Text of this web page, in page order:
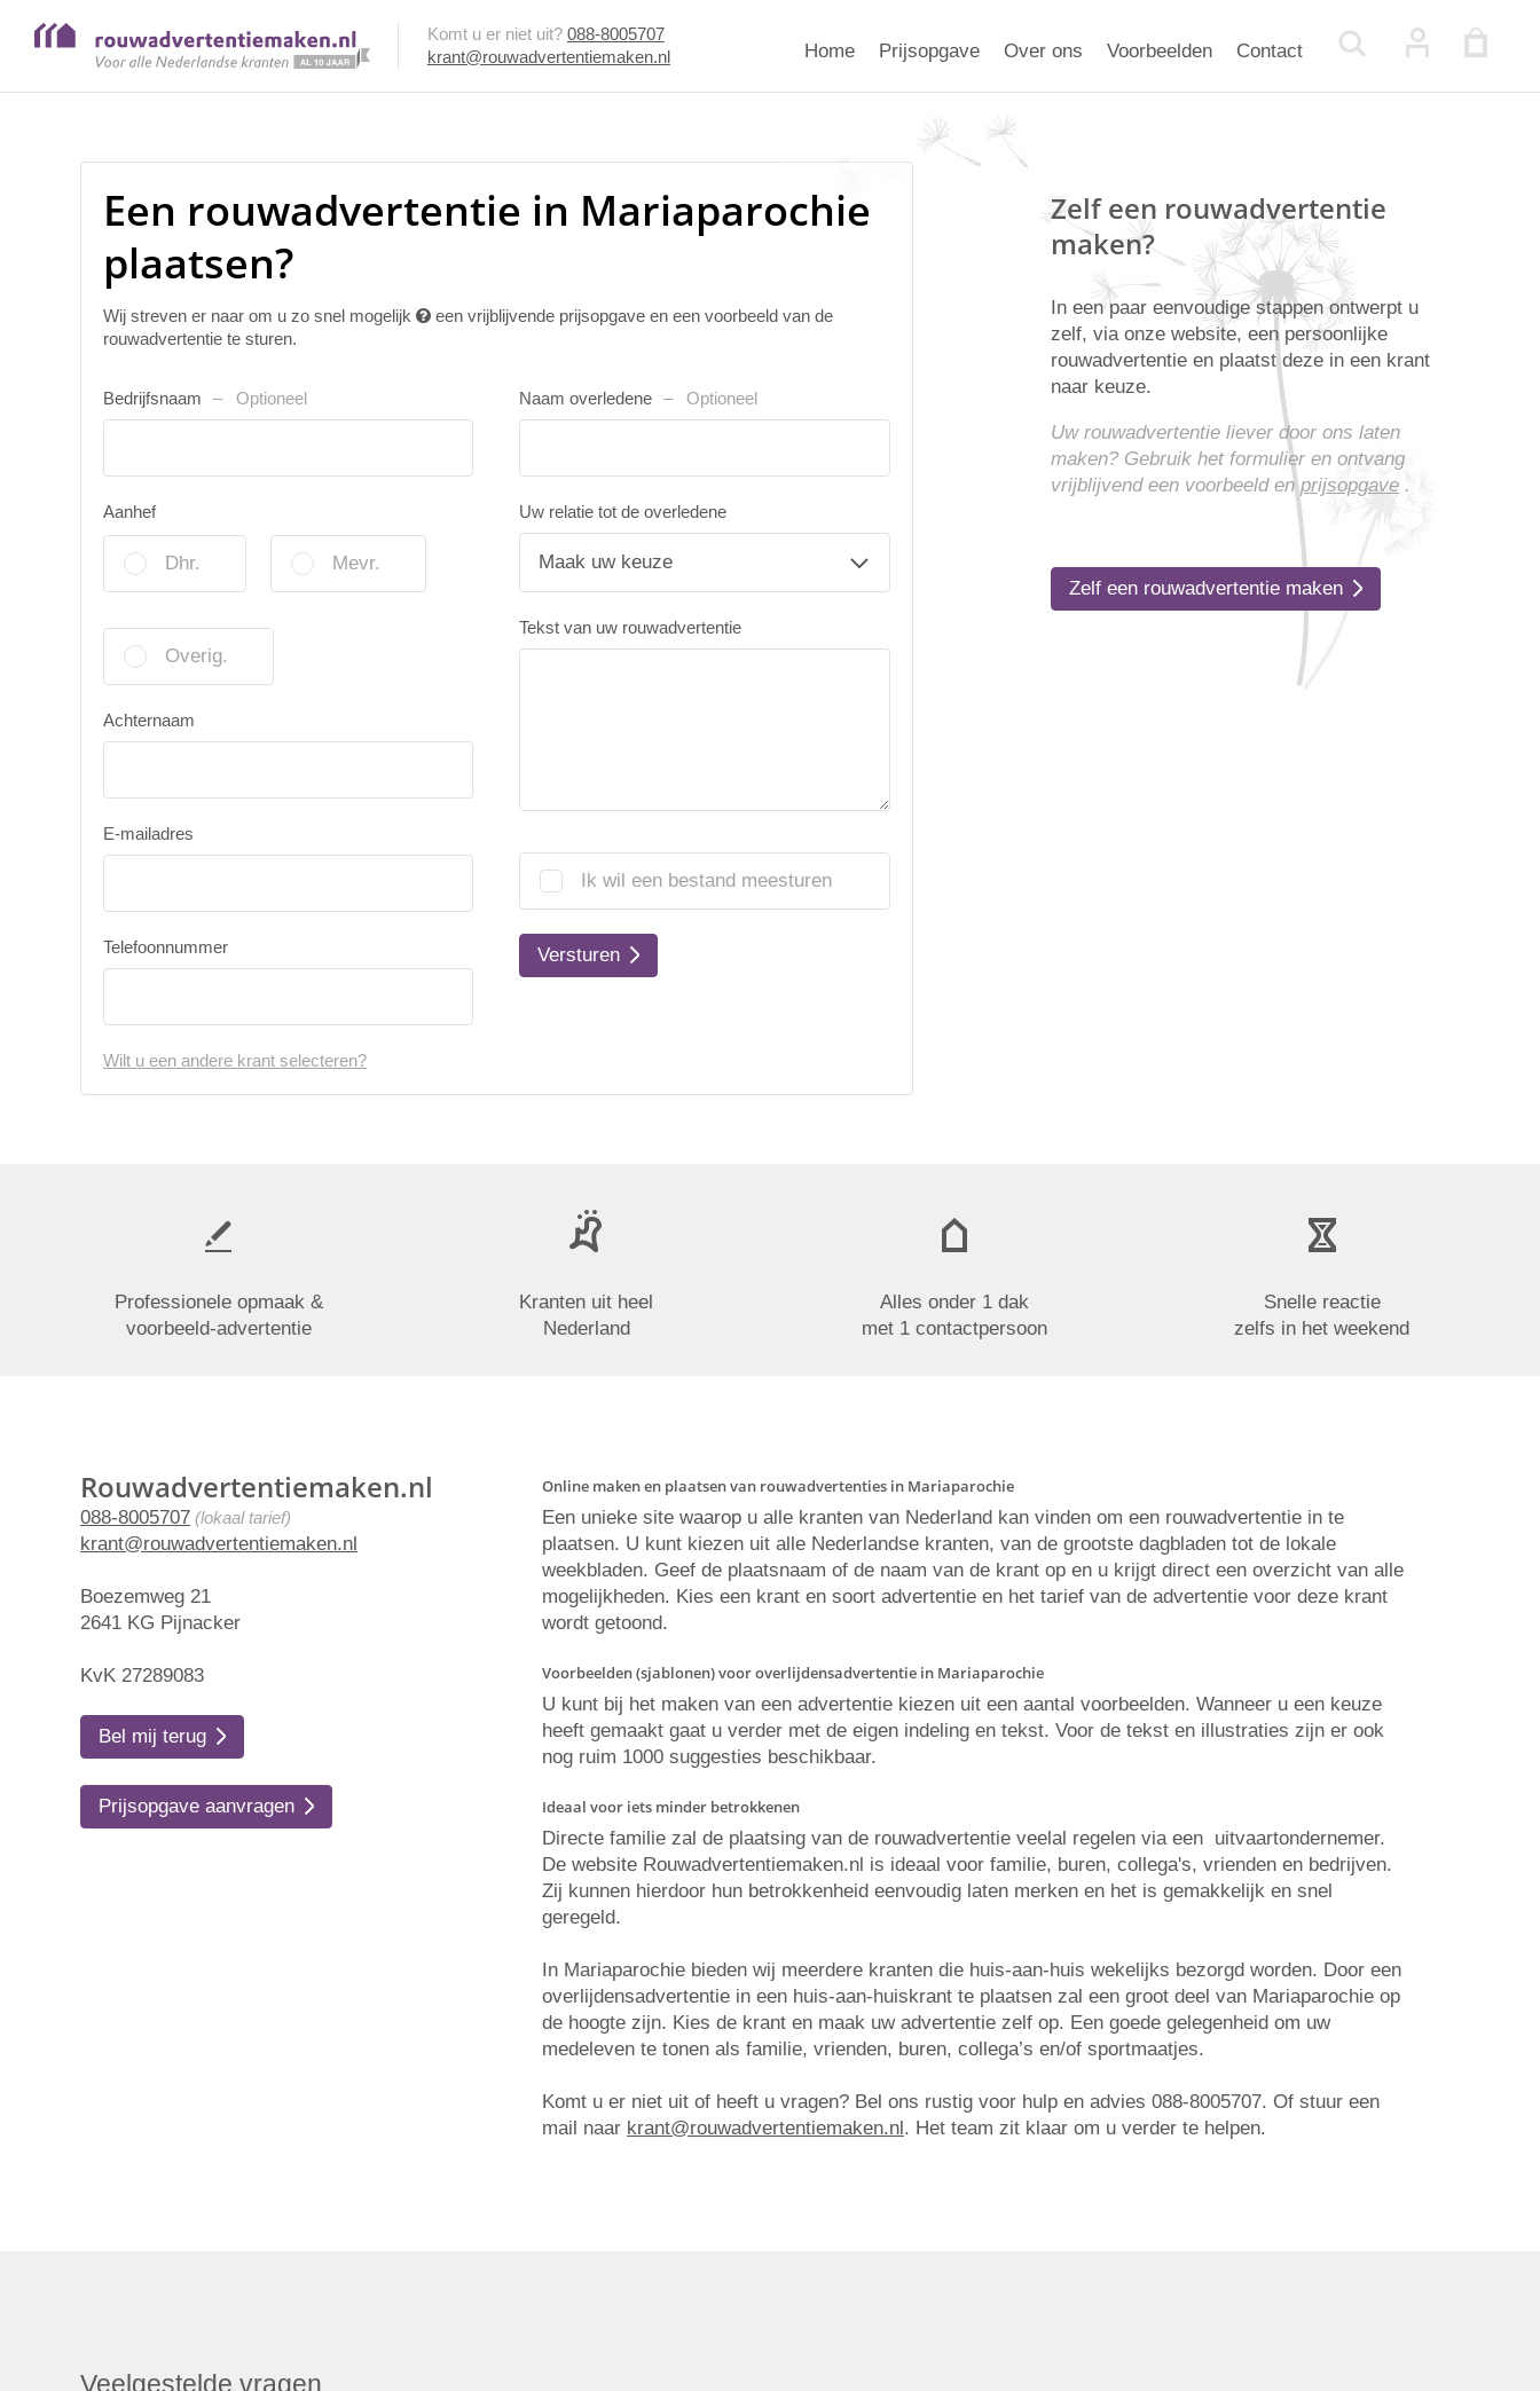
Komt u er niet uit? 088-8005707
krant@rouwadvertentiemaken.nl
Home Prijsopgave Over ons Voorbeelden Contact
Een rouwadvertentie in Mariaparochie
plaatsen?
Wij streven er naar om u zo snel mogelijk
een vrijblijvende prijsopgave en een voorbeeld van de
rouwadvertentie te sturen.
Bedrijfsnaam Optioneel
Aanhef
Dhr. Mevr.
Overig.
Achternaam
E-mailadres
Telefoonnummer
Naam overledene Optioneel
Uw relatie tot de overledene
Tekst van uw rouwadvertentie
Ik wil een bestand meesturen
Versturen
Wilt u een andere krant selecteren?
Zelf een rouwadvertentie
maken?
In een paar eenvoudige stappen ontwerpt u
zelf, via onze website, een persoonlijke
rouwadvertentie en plaatst deze in een krant
naar keuze.
Uw rouwadvertentie liever door ons laten
maken? Gebruik het formulier en ontvang
vrijblijvend een voorbeeld enprijsopgave.
Zelf een rouwadvertentie maken
Professionele opmaak &
voorbeeld-advertentie
Kranten uit heel
Nederland
Alles onder 1 dak
met 1 contactpersoon
Snelle reactie
zelfs in het weekend
Rouwadvertentiemaken.nl
088-8005707 (lokaal tarief)
krant@rouwadvertentiemaken.nl
Boezemweg 21
2641 KG Pijnacker
KvK 27289083
Bel mij terug
Prijsopgave aanvragen
Online maken en plaatsen van rouwadvertenties in Mariaparochie
Een unieke site waarop u alle kranten van Nederland kan vinden om een rouwadvertentie in te
plaatsen. U kunt kiezen uit alle Nederlandse kranten, van de grootste dagbladen tot de lokale
weekbladen. Geef de plaatsnaam of de naam van de krant op en u krijgt direct een overzicht van alle
mogelijkheden. Kies een krant en soort advertentie en het tarief van de advertentie voor deze krant
wordt getoond.
Voorbeelden (sjablonen) voor overlijdensadvertentie in Mariaparochie
U kunt bij het maken van een advertentie kiezen uit een aantal voorbeelden. Wanneer u een keuze
heeft gemaakt gaat u verder met de eigen indeling en tekst. Voor de tekst en illustraties zijn er ook
nog ruim 1000 suggesties beschikbaar.
Ideaal voor iets minder betrokkenen
Directe familie zal de plaatsing van de rouwadvertentie veelal regelen via een uitvaartondernemer.
De website Rouwadvertentiemaken.nl is ideaal voor familie, buren, collega's, vrienden en bedrijven.
Zij kunnen hierdoor hun betrokkenheid eenvoudig laten merken en het is gemakkelijk en snel
geregeld.
In Mariaparochie bieden wij meerdere kranten die huis-aan-huis wekelijks bezorgd worden. Door een
overlijdensadvertentie in een huis-aan-huiskrant te plaatsen zal een groot deel van Mariaparochie op
de hoogte zijn. Kies de krant en maak uw advertentie zelf op. Een goede gelegenheid om uw
medeleven te tonen als familie, vrienden, buren, collega’s en/of sportmaatjes.
Komt u er niet uit of heeft u vragen? Bel ons rustig voor hulp en advies 088-8005707. Of stuur een
mail naar krant@rouwadvertentiemaken.nl. Het team zit klaar om u verder te helpen.
Veelgestelde vragen